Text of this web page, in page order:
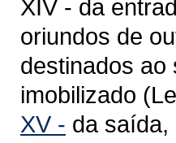
XIV - da
oriundos de
destinados ao
imobilizado
XV - da saída,